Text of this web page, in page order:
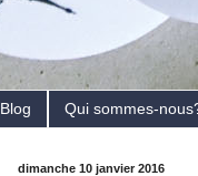
Blog Qui sommes-
dimanche 10 janvier 2016